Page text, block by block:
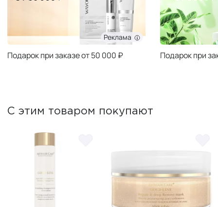
Реклама
Подарок при заказе от 50 000 ₽ Подарок при
С этим товаром покупают